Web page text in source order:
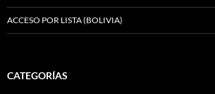
ACCESO POR LISTA (BOLIVIA)
CATEGORÍAS